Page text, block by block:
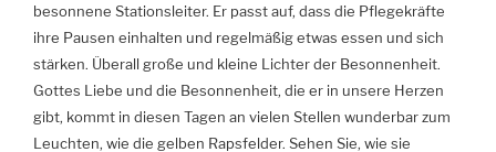
besonnene Stationsleiter. Er passt auf, dass die Pflegekräfte
ihre Pausen einhalten und regelmäßig etwas essen und sich
stärken. Überall große und kleine Lichter der Besonnenheit.
Gottes Liebe und die Besonnenheit, die er in unsere Herzen
gibt, kommt in diesen Tagen an vielen Stellen wunderbar zum
Leuchten, wie die gelben Rapsfelder. Sehen Sie, wie sie